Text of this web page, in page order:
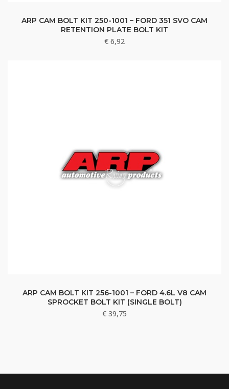
ARP CAM BOLT KIT 250-1001 – FORD 351 SVO CAM
RETENTION PLATE BOLT KIT
€ 6,92
ARP CAM BOLT KIT 256-1001 – FORD 4.6L V8 CAM
SPROCKET BOLT KIT (SINGLE BOLT)
€ 39,75